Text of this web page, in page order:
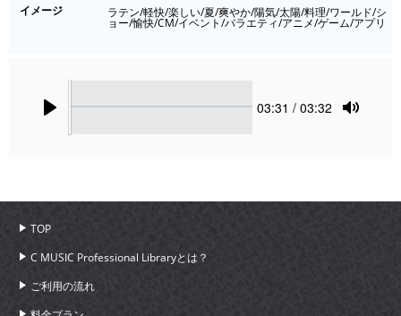
イメージ
ラテン/軽快/楽しい/夏/爽やか/陽気/太陽/料理/ワールド/シ
ョー/愉快/CM/イベント/バラエティ/アニメ/ゲーム/アプリ
Current
03:31 / 03:32
TOP
C MUSIC Professional Libraryとは？
ご利用の流れ